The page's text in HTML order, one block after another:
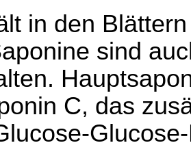
in den
sind
C, das